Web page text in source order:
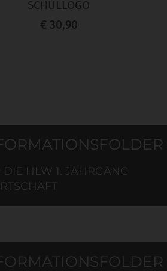
SCHULLOGO
€ 30,90
DIE HLW 1. JAHRGANG